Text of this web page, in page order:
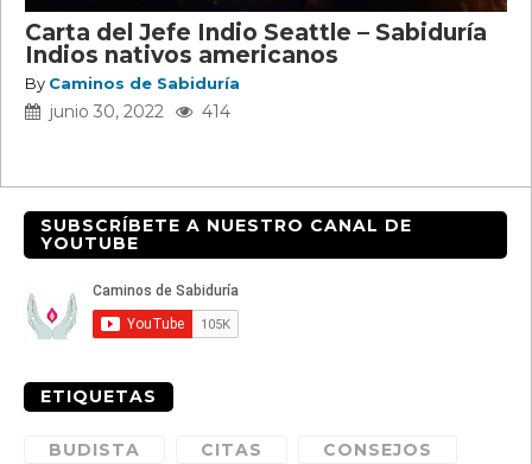
Carta del Jefe Indio Seattle – Sabiduría
Indios nativos americanos
By Caminos de Sabiduría
junio 30, 2022 414
SUBSCRÍBETE A NUESTRO CANAL DE
YOUTUBE
ETIQUETAS
BUDISTA CITAS
CONSEJOS